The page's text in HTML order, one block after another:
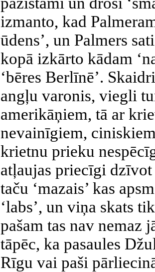
izmanto, kad
ūdens’, un Palmers
kopā izkārto kādam
‘bēres Berlīnē’.
angļu varonis, viegli
amerikāņiem, tā ar
nevainīgiem,
krietnu prieku
atļaujas priecīgi
taču ‘mazais’ kas
‘labs’, un viņa skats
pašam tas nav nemaz
tāpēc, ka pasaules
Rīgu vai paši